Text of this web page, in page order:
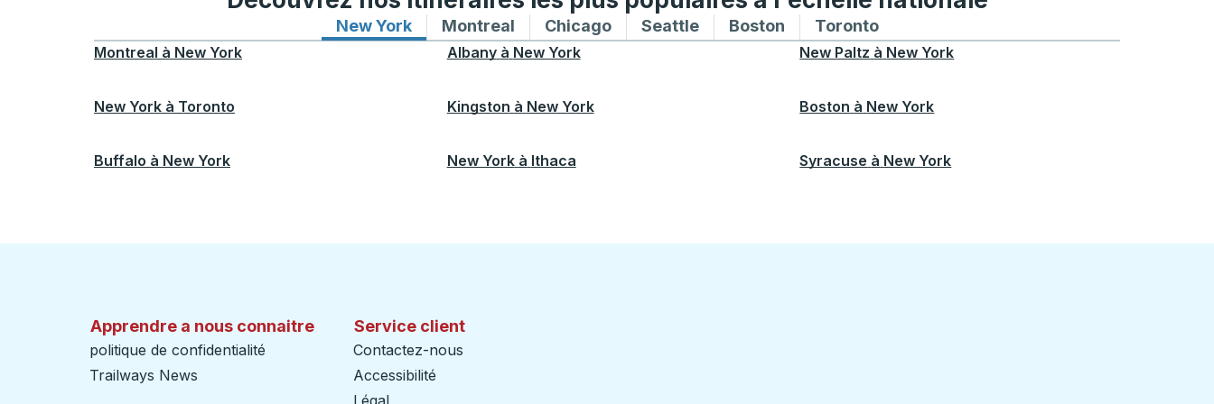
New YorkItinéraires de bus vers et depuis New York
Montreal Itinéraires de bus vers et depuis Montreal
ChicagoItinéraires de bus vers et depuis Chicago
SeattleItinéraires de bus vers et depuis Seattle
Boston Itinéraires de bus vers et depuis Boston
TorontoItinéraires de bus vers et depuis Toronto
Montreal à New York Albany à New York New Paltz à New York
New York à Toronto Kingston à New York Boston à New York
Buffalo à New York New York à Ithaca Syracuse à New York
Apprendre a nous connaitre
politique de confidentialité
Trailways News
Service client
Contactez-nous
Accessibilité
Légal